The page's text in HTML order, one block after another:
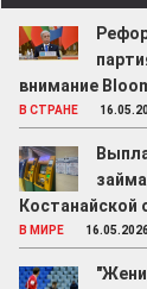
внимание
В СТРАНЕ
Костанайской
В МИРЕ